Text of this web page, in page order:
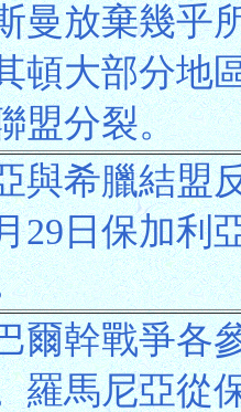
曼放棄幾乎
頓大部分地
盟分裂。
與希臘結盟
29日保加利
爾幹戰爭各
羅馬尼亞從